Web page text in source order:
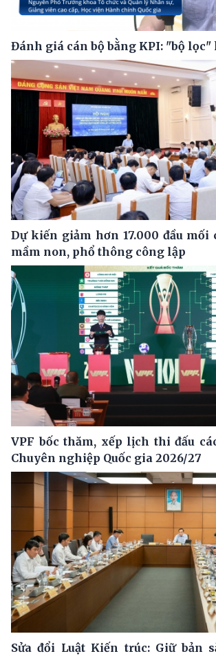
Đánh giá cán bộ bằng KPI: "bộ lọc"
Dự kiến giảm hơn 17.000 đầu mối
mầm non, phổ thông công lập
VPF bốc thăm, xếp lịch thi đấu
Chuyên nghiệp Quốc gia 2026/27
Sửa đổi Luật Kiến trúc: Giữ bản